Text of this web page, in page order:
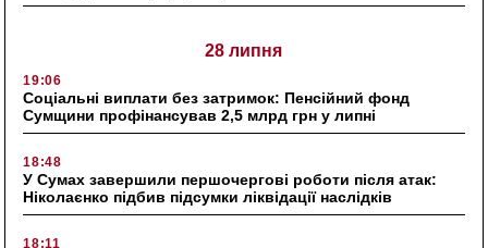
28 липня
19:06
Соціальні виплати без затримок: Пенсійний фонд
Сумщини профінансував 2,5 млрд грн у липні
18:48
У Сумах завершили першочергові роботи після атак:
Ніколаєнко підбив підсумки ліквідації наслідків
18:11